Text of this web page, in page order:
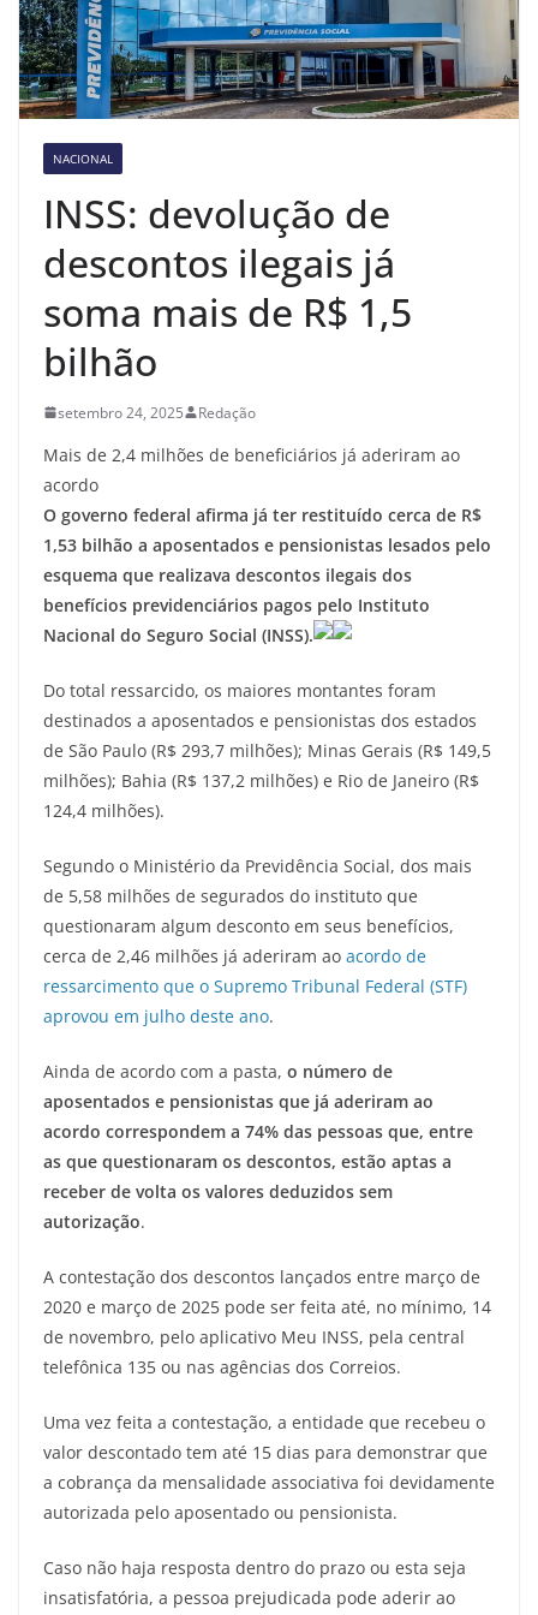
NACIONAL
INSS: devolução de
descontos ilegais já
soma mais de R$ 1,5
bilhão
setembro 24, 2025 Redação
Mais de 2,4 milhões de beneficiários já aderiram ao
acordo
O governo federal afirma já ter restituído cerca de R$
1,53 bilhão a aposentados e pensionistas lesados pelo
esquema que realizava descontos ilegais dos
benefícios previdenciários pagos pelo Instituto
Nacional do Seguro Social (INSS).
Do total ressarcido, os maiores montantes foram
destinados a aposentados e pensionistas dos estados
de São Paulo (R$ 293,7 milhões); Minas Gerais (R$ 149,5
milhões); Bahia (R$ 137,2 milhões) e Rio de Janeiro (R$
124,4 milhões).
Segundo o Ministério da Previdência Social, dos mais
de 5,58 milhões de segurados do instituto que
questionaram algum desconto em seus benefícios,
cerca de 2,46 milhões já aderiram ao acordo de
ressarcimento que o Supremo Tribunal Federal (STF)
aprovou em julho deste ano.
Ainda de acordo com a pasta, o número de
aposentados e pensionistas que já aderiram ao
acordo correspondem a 74% das pessoas que, entre
as que questionaram os descontos, estão aptas a
receber de volta os valores deduzidos sem
autorização.
A contestação dos descontos lançados entre março de
2020 e março de 2025 pode ser feita até, no mínimo, 14
de novembro, pelo aplicativo Meu INSS, pela central
telefônica 135 ou nas agências dos Correios.
Uma vez feita a contestação, a entidade que recebeu o
valor descontado tem até 15 dias para demonstrar que
a cobrança da mensalidade associativa foi devidamente
autorizada pelo aposentado ou pensionista.
Caso não haja resposta dentro do prazo ou esta seja
insatisfatória, a pessoa prejudicada pode aderir ao